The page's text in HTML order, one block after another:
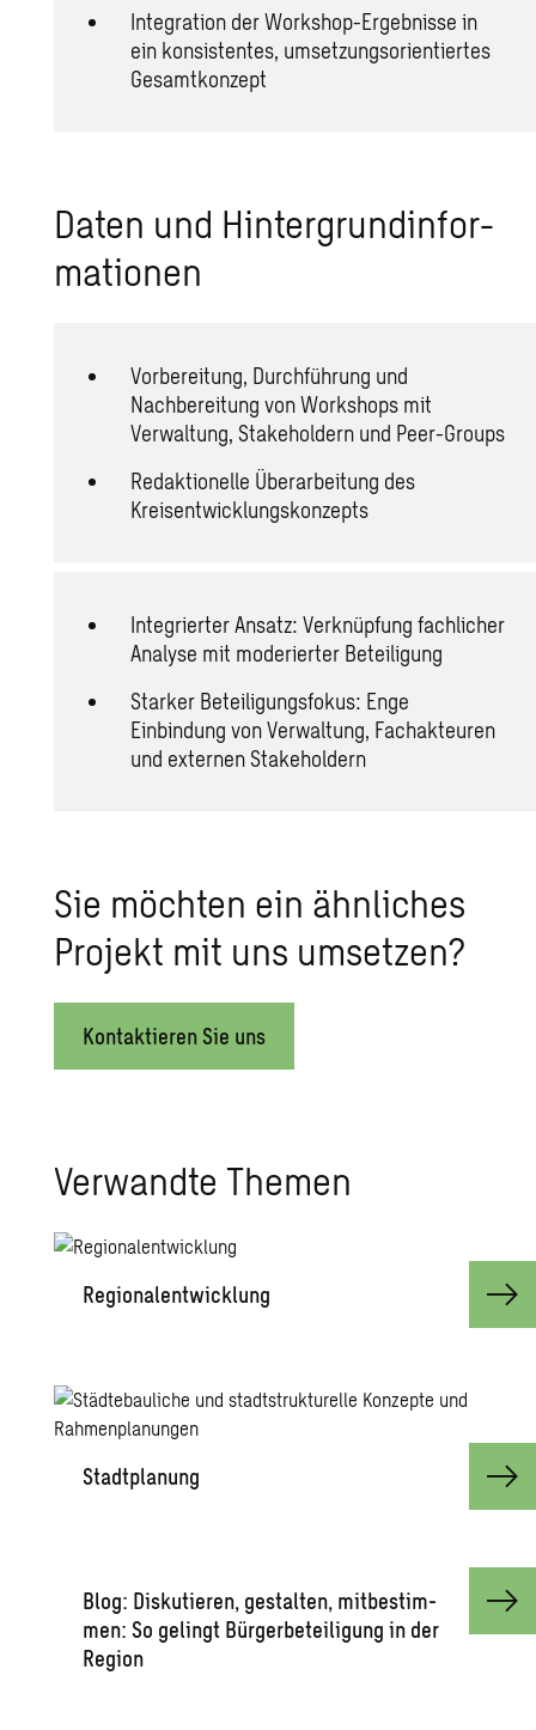
Integration der Workshop-Ergebnisse in
ein konsistentes, umsetzungsorientiertes
Gesamtkonzept
Daten und Hin­ter­grund­in­for­
ma­tio­nen
Vorbereitung, Durchführung und
Nachbereitung von Workshops mit
Verwaltung, Stakeholdern und Peer-Groups
Redaktionelle Überarbeitung des
Kreisentwicklungskonzepts
Integrierter Ansatz: Verknüpfung fachlicher
Analyse mit moderierter Beteiligung
Starker Beteiligungsfokus: Enge
Einbindung von Verwaltung, Fachakteuren
und externen Stakeholdern
Sie möchten ein ähnliches
Projekt mit uns umsetzen?
Kontaktieren Sie uns
Ver­wand­te The­men
Re­gio­nal­ent­wick­lung
Stadt­pla­nung
Blog: Dis­ku­tie­ren, ge­stal­ten, mit­be­stim­
men: So ge­lingt Bür­ger­be­tei­li­gung in der
Re­gi­on